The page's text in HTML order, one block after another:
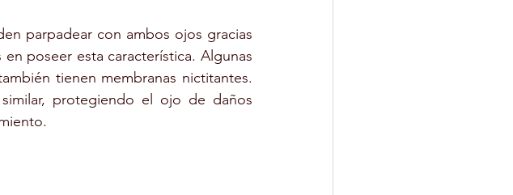
parpadear con ambos ojos gracias
poseer esta característica. Algunas
tienen membranas nictitantes.
protegiendo el ojo de daños